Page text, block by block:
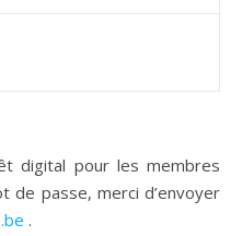
digital pour les membres
de passe, merci d’envoyer
.